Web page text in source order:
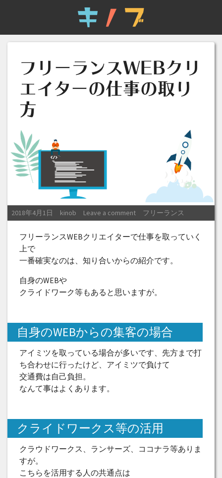
フリーランスWEBクリ
エイターの仕事の取り
方
Posted on
2018年4月1日 Posted by
kinob Leave a comment Posted in
フリーランス
フリーランスWEBクリエイターで仕事を取っていく
上で
一番確実なのは、知り合いからの紹介です。
自身のWEBや
クライドワーク等もあると思いますが。
自身のWEBからの集客の場合
アイミツを取っている場合が多いです、先方まで打
ち合わせに行ったけど、アイミツで負けて
交通費は自己負担。
なんて事はよくあります。
クライドワークス等の活用
クラウドワークス、ランサーズ、ココナラ等ありま
すが。
こちらを活用する人の共通点は